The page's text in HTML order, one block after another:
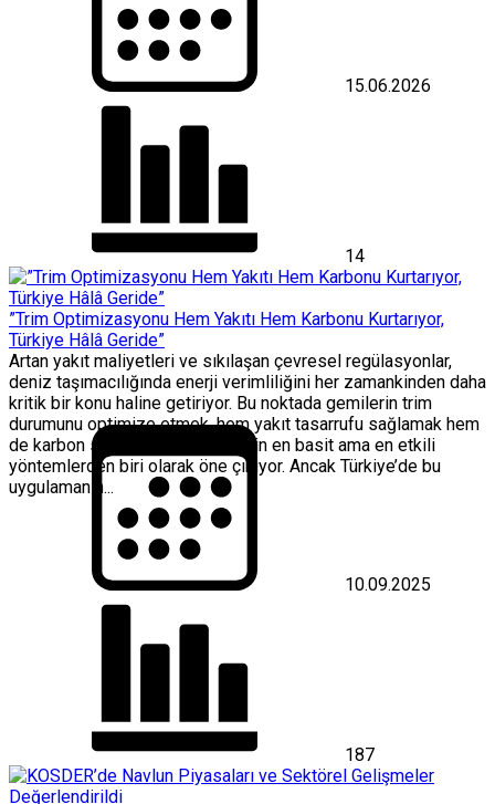
15.06.2026
14
”Trim Optimizasyonu Hem Yakıtı Hem Karbonu Kurtarıyor,
Türkiye Hâlâ Geride”
Artan yakıt maliyetleri ve sıkılaşan çevresel regülasyonlar,
deniz taşımacılığında enerji verimliliğini her zamankinden daha
kritik bir konu haline getiriyor. Bu noktada gemilerin trim
durumunu optimize etmek, hem yakıt tasarrufu sağlamak hem
de karbon salınımını azaltmak için en basit ama en etkili
yöntemlerden biri olarak öne çıkıyor. Ancak Türkiye’de bu
uygulamanın...
10.09.2025
187